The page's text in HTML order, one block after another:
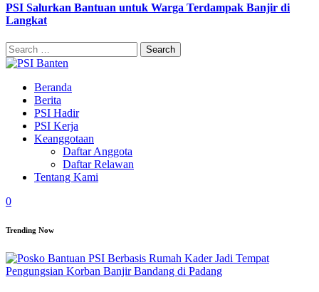
PSI Salurkan Bantuan untuk Warga Terdampak Banjir di
Langkat
Search
for:
Beranda
Berita
PSI Hadir
PSI Kerja
Keanggotaan
Daftar Anggota
Daftar Relawan
Tentang Kami
0
Trending Now